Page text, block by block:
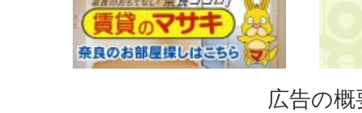
広告の